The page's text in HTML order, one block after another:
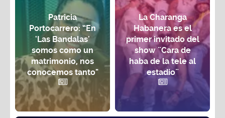
Patricia
Portocarrero: “En
'Las Bandalas'
somos como un
matrimonio, nos
conocemos tanto"
La Charanga
Habanera es el
primer invitado del
show ¨Cara de
haba de la tele al
estadio¨